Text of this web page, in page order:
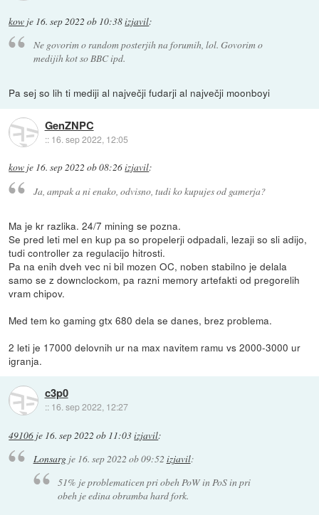
kow je 16. sep 2022 ob 10:38izjavil:
Ne govorim o random posterjih na forumih, lol. Govorim o
medijih kot so BBC ipd.
Pa sej so lih ti mediji al največji fudarji al največji moonboyi
GenZNPC
:: 16. sep 2022, 12:05
kow je 16. sep 2022 ob 08:26izjavil:
Ja, ampak a ni enako, odvisno, tudi ko kupujes od gamerja?
Ma je kr razlika. 24/7 mining se pozna.
Se pred leti mel en kup pa so propelerji odpadali, lezaji so sli adijo,
tudi controller za regulacijo hitrosti.
Pa na enih dveh vec ni bil mozen OC, noben stabilno je delala
samo se z downclockom, pa razni memory artefakti od pregorelih
vram chipov.
Med tem ko gaming gtx 680 dela se danes, brez problema.
2 leti je 17000 delovnih ur na max navitem ramu vs 2000-3000 ur
igranja.
c3p0
:: 16. sep 2022, 12:27
49106 je 16. sep 2022 ob 11:03izjavil:
Lonsargje 16. sep 2022 ob 09:52 izjavil:
51% je problematicen pri obeh PoW in PoS in pri
obeh je edina obramba hard fork.